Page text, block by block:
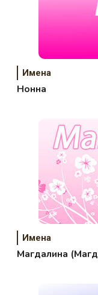
Имена
Нонна
Имена
Магдалина